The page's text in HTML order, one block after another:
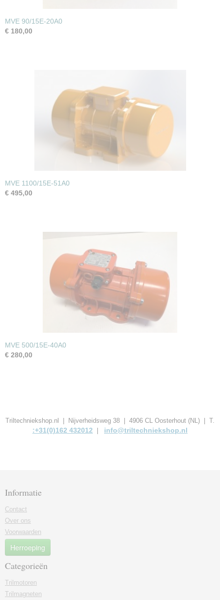
MVE 90/15E-20A0
€ 180,00
MVE 1100/15E-51A0
€ 495,00
MVE 500/15E-40A0
€ 280,00
Triltechniekshop.nl | Nijverheidsweg 38 | 4906 CL Oosterhout (NL) | T.
:+31(0)162 432012 info@triltechniekshop.nl
Informatie
Contact
Over ons
Voorwaarden
Herroeping
Categorieën
Trilmotoren
Trilmagneten